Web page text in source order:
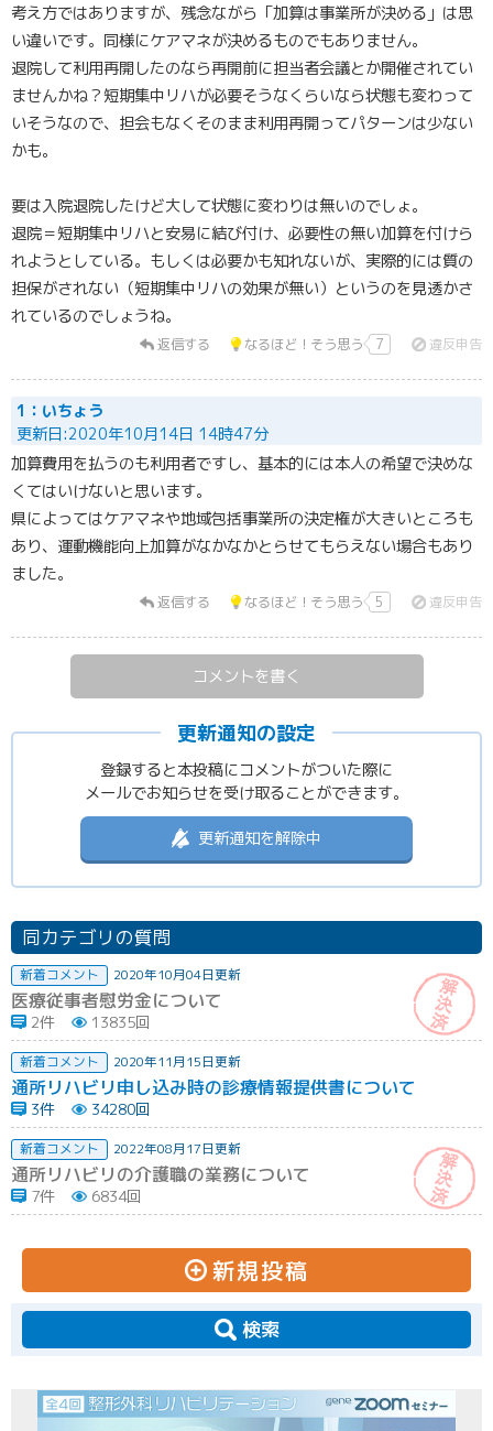
考え方ではありますが、残念ながら「加算は事業所が決める」は思
い違いです。同様にケアマネが決めるものでもありません。
退院して利用再開したのなら再開前に担当者会議とか開催されてい
ませんかね？短期集中リハが必要そうなくらいなら状態も変わって
いそうなので、担会もなくそのまま利用再開ってパターンは少ない
かも。
要は入院退院したけど大して状態に変わりは無いのでしょ。
退院＝短期集中リハと安易に結び付け、必要性の無い加算を付けら
れようとしている。もしくは必要かも知れないが、実際的には質の
担保がされない（短期集中リハの効果が無い）というのを見透かさ
れているのでしょうね。
返信する なるほど！そう思う 7 違反申告
1：いちょう
更新日:2020年10月14日 14時47分
加算費用を払うのも利用者ですし、基本的には本人の希望で決めな
くてはいけないと思います。
県によってはケアマネや地域包括事業所の決定権が大きいところも
あり、運動機能向上加算がなかなかとらせてもらえない場合もあり
ました。
返信する なるほど！そう思う 5 違反申告
コメントを書く
更新通知の設定
登録すると本投稿にコメントがついた際に
メールでお知らせを受け取ることができます。
更新通知を解除中
同カテゴリの質問
新着コメント 2020年10月04日更新
医療従事者慰労金について
2件 13835回
新着コメント 2020年11月15日更新
通所リハビリ申し込み時の診療情報提供書について
3件 34280回
新着コメント 2022年08月17日更新
通所リハビリの介護職の業務について
7件 6834回
新規投稿
検索